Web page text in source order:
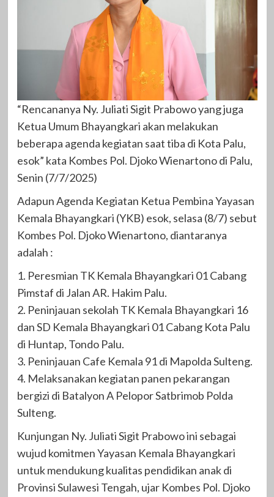
“Rencananya Ny. Juliati Sigit Prabowo yang juga
Ketua Umum Bhayangkari akan melakukan
beberapa agenda kegiatan saat tiba di Kota Palu,
esok” kata Kombes Pol. Djoko Wienartono di Palu,
Senin (7/7/2025)
Adapun Agenda Kegiatan Ketua Pembina Yayasan
Kemala Bhayangkari (YKB) esok, selasa (8/7) sebut
Kombes Pol. Djoko Wienartono, diantaranya
adalah :
1. Peresmian TK Kemala Bhayangkari 01 Cabang
Pimstaf di Jalan AR. Hakim Palu.
2. Peninjauan sekolah TK Kemala Bhayangkari 16
dan SD Kemala Bhayangkari 01 Cabang Kota Palu
di Huntap, Tondo Palu.
3. Peninjauan Cafe Kemala 91 di Mapolda Sulteng.
4. Melaksanakan kegiatan panen pekarangan
bergizi di Batalyon A Pelopor Satbrimob Polda
Sulteng.
Kunjungan Ny. Juliati Sigit Prabowo ini sebagai
wujud komitmen Yayasan Kemala Bhayangkari
untuk mendukung kualitas pendidikan anak di
Provinsi Sulawesi Tengah, ujar Kombes Pol. Djoko